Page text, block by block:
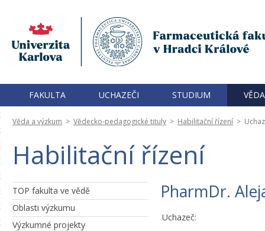
FAKULTA UCHAZEČI STUDIUM
Věda a výzkum > Vědecko-pedagogické tituly > Habilitační řízení >
Habilitační řízení
TOP fakulta ve vědě
Oblasti výzkumu
Výzkumné projekty
PharmDr.
Uchazeč: